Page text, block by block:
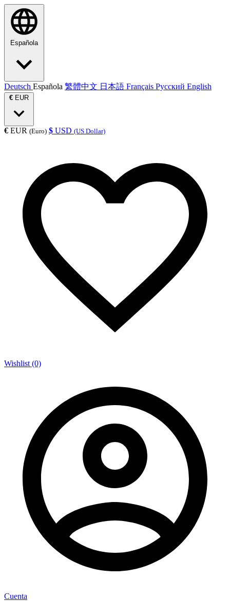
Española
Deutsch Española 繁體中文 日本語 Français Русский English
€ EUR
€ EUR (Euro) $ USD (US Dollar)
Wishlist (0)
Cuenta